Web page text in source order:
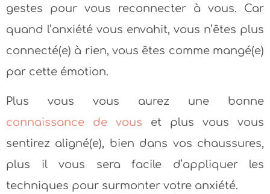
gestes pour vous reconnecter à vous. Car
quand l’anxiété vous envahit, vous n’êtes plus
connecté(e) à rien, vous êtes comme mangé(e)
par cette émotion.
Plus vous vous aurez une bonne
connaissance de vous et plus vous vous
sentirez aligné(e), bien dans vos chaussures,
plus il vous sera facile d’appliquer les
techniques pour surmonter votre anxiété.